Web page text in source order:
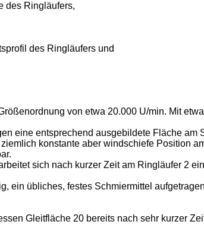
des Ringläufers,
des Ringläufers und
von etwa 20.000 U/min. Mit
eine entsprechend ausgebildete Fläche am
konstante aber windschiefe Position
sich nach kurzer Zeit am Ringläufer 2
ein übliches, festes Schmiermittel
Gleitfläche 20 bereits nach sehr kurzer